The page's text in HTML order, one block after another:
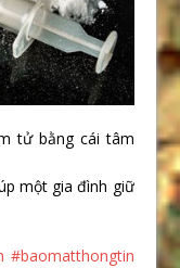
tử bằng cái tâm
một gia đình giữ
#baomatthongtin